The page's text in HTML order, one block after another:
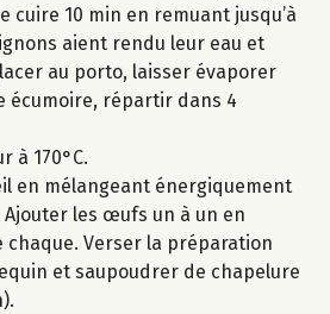
cuire 10 min en remuant jusqu’à
aient rendu leur eau et
au porto, laisser évaporer
écumoire, répartir dans 4
à 170°C.
en mélangeant énergiquement
les œufs un à un en
chaque. Verser la préparation
et saupoudrer de chapelure